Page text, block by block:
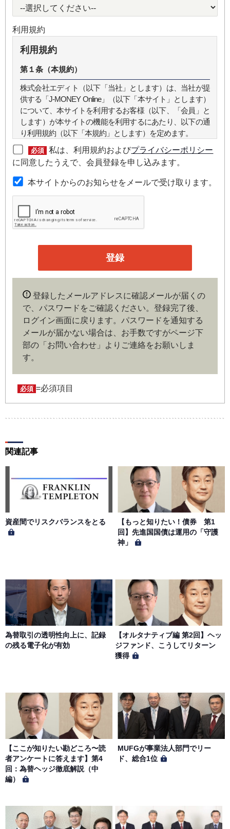
利用規約
利用規約
第１条（本規約）
株式会社エディト（以下「当社」とします）は、当社が提
供する「J-MONEY Online」（以下「本サイト」とします）
について、本サイトを利用するお客様（以下、「会員」と
します）が本サイトの機能を利用するにあたり、以下の通
り利用規約（以下「本規約」とします）を定めます。
第２条（本規約の範囲）
本規約は本サイトが提供するサービスについて規定したも
のです。
第３条（会員）
本サイトの会員は、機関投資家や金融機関の役職員、事業
企業や官公庁、研究機関などの役職員、もしくは専門家の
いずれかに該当していることを条件とし、登録の申し込み
を行うには、当社が入会を承諾した時点で、本会員規約の
の内容がある場合や本規約に違反するおそれがある場合に
は、当社は会員登録を拒否もしくは抹消することができま
す。
第４条（ユーザー名とパスワードの管理）
ユーザー名およびパスワードの利用、管理は会員の自己責
任において行うものとします。会員は、ユーザー名および
パスワードの第三者への漏洩、利用許諾、貸与、譲渡、名
用によって生じた損害の責任は、会員が負うものとし、当
第５条（著作権）
本サイトに掲載された情報、写真、その他の著作物は、当
社もしくは著作物の著作者または著作権者に帰属するもの
とします。会員は、当社著作物について複製、転用、公衆
送信、譲渡、翻案および翻訳などの著作権、商標権などを
侵害する行為を行ってはならないものとします。
第６条（サービス内容の停止・変更）
サイトのサービス内容を変更する場合があります。
第７条（個人情報の取扱い）
当社は、会員の個人情報を別途オンライン上に掲示する
「プライバシーポリシー」に基づき、適切に取り扱うもの
必須 私は、利用規約およびプライバシーポリシー
に同意したうえで、会員登録を申し込みます。
本サイトからのお知らせをメールで受け取ります。
登録したメールアドレスに確認メールが届くの
で、パスワードをご確認ください。登録完了後、
ログイン画面に戻ります。パスワードを通知する
メールが届かない場合は、お手数ですがページ下
部の「お問い合わせ」よりご連絡をお願いしま
す。
必須 =必須項目
関連記事
資産間でリスクバランスをとる
【もっと知りたい！債券 第1
回】先進国国債は運用の「守護
神」
為替取引の透明性向上に、記録
の残る電子化が有効
【オルタナティブ編 第2回】ヘッ
ジファンド、こうしてリターン
獲得
【ここが知りたい勘どころ〜読
者アンケートに答えます】第4
回：為替ヘッジ徹底解説（中
編）
MUFGが事業法人部門でリー
ド、総合1位